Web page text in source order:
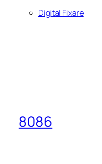
Digital Fixare
8086